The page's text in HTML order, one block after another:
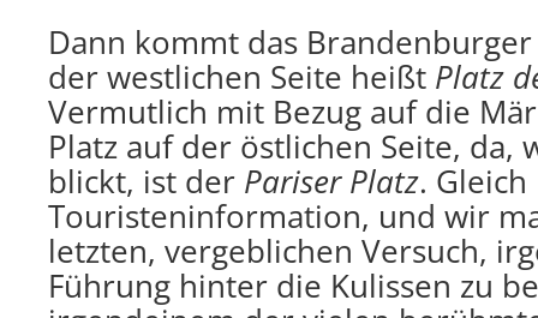
Dann kommt das
der westlichen Seite heißt Platz
Vermutlich mit Bezug auf die
Platz auf der östlichen Seite, da,
blickt, ist der Pariser Platz.
Touristeninformation, und wir
letzten, vergeblichen Versuch,
Führung hinter die Kulissen zu